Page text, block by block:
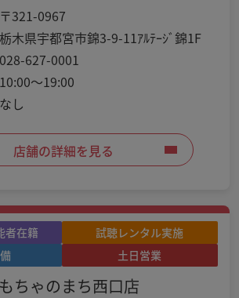
〒321-0967
栃木県宇都宮市錦3-9-11ｱﾙﾃｰｼﾞ錦1F
028-627-0001
10:00～19:00
なし
店舗の詳細を見る
者在籍
試聴レンタル実施
土日営業
ちゃのまち西口店